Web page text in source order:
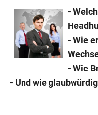
-
- Wie
- Wie
- Und wie